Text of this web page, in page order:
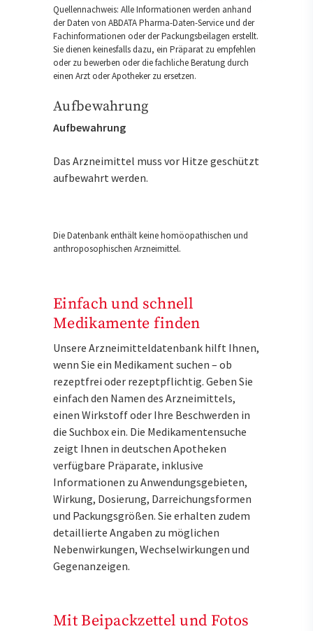
Quellennachweis: Alle Informationen werden anhand
der Daten von ABDATA Pharma-Daten-Service und der
Fachinformationen oder der Packungsbeilagen erstellt.
Sie dienen keinesfalls dazu, ein Präparat zu empfehlen
oder zu bewerben oder die fachliche Beratung durch
einen Arzt oder Apotheker zu ersetzen.
Aufbewahrung
Aufbewahrung
Das Arzneimittel muss vor Hitze geschützt
aufbewahrt werden.
Die Datenbank enthält keine homöopathischen und
anthroposophischen Arzneimittel.
Einfach und schnell
Medikamente finden
Unsere Arzneimitteldatenbank hilft Ihnen,
wenn Sie ein Medikament suchen – ob
rezeptfrei oder rezeptpflichtig. Geben Sie
einfach den Namen des Arzneimittels,
einen Wirkstoff oder Ihre Beschwerden in
die Suchbox ein. Die Medikamentensuche
zeigt Ihnen in deutschen Apotheken
verfügbare Präparate, inklusive
Informationen zu Anwendungsgebieten,
Wirkung, Dosierung, Darreichungsformen
und Packungsgrößen. Sie erhalten zudem
detaillierte Angaben zu möglichen
Nebenwirkungen, Wechselwirkungen und
Gegenanzeigen.
Mit Beipackzettel und Fotos